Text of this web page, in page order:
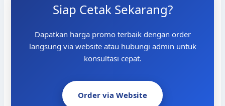
Siap Cetak Sekarang?
Dapatkan harga promo terbaik dengan order
langsung via website atau hubungi admin untuk
konsultasi cepat.
Order via Website